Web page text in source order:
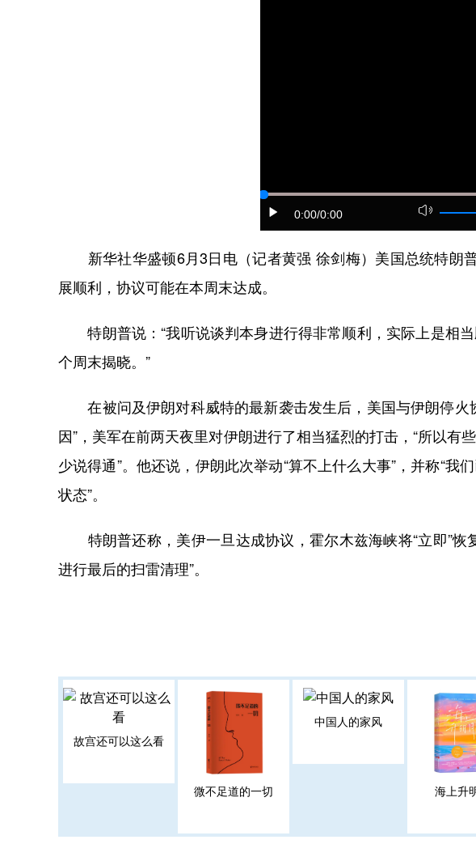
0:00/0:00
新华社华盛顿6月3日电（记者黄强 徐剑梅）美国总统特朗
展顺利，协议可能在本周末达成。
特朗普说：“我听说谈判本身进行得非常顺利，实际上是相
个周末揭晓。”
在被问及伊朗对科威特的最新袭击发生后，美国与伊朗停火
因”，美军在前两天夜里对伊朗进行了相当猛烈的打击，“所以有
少说得通”。他还说，伊朗此次举动“算不上什么大事”，并称“我
状态”。
特朗普还称，美伊一旦达成协议，霍尔木兹海峡将“立即”恢
进行最后的扫雷清理”。
故宫还可以这么看
微不足道的一切
中国人的家风
海上升